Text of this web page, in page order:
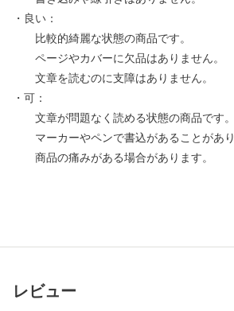
・良い：
比較的綺麗な状態の商品です。
ページやカバーに欠品はありません。
文章を読むのに支障はありません。
・可：
文章が問題なく読める状態の商品です。
マーカーやペンで書込があることがあり
商品の痛みがある場合があります。
レビュー